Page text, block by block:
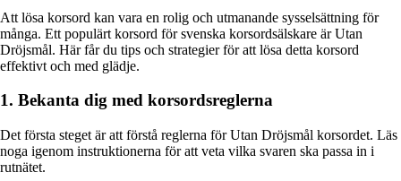
Att lösa korsord kan vara en rolig och utmanande sysselsättning för
många. Ett populärt korsord för svenska korsordsälskare är Utan
Dröjsmål. Här får du tips och strategier för att lösa detta korsord
effektivt och med glädje.
1. Bekanta dig med korsordsreglerna
Det första steget är att förstå reglerna för Utan Dröjsmål korsordet. Läs
noga igenom instruktionerna för att veta vilka svaren ska passa in i
rutnätet.